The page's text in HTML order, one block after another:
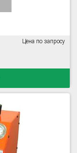
Цена по запросу